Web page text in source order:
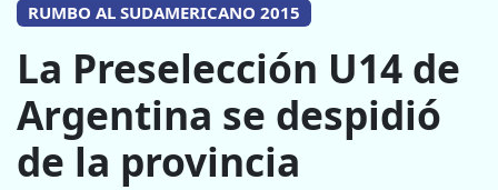
RUMBO AL SUDAMERICANO 2015
La Preselección U14 de
Argentina se despidió
de la provincia